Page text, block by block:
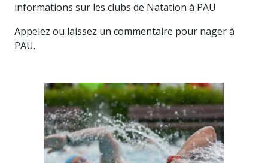
informations sur les clubs de Natation à PAU
Appelez ou laissez un commentaire pour nager à
PAU.